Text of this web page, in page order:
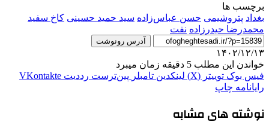
برچسب ها
بغداد پتروشیمی حسن عباس‌زاده سید حمید حسینی کاخ سفید
محمدرضا حیدرزاده نفت
آدرس رونوشت
۱۴۰۲/۱۲/۱۳
خواندن این مطلب 5 دقیقه زمان میبرد
فیس بوک توییتر (X) لینکدین ‫تامبلر ‫پین‌ترست ‫رددیت ‫VKontakte
رایانامه چاپ
نوشته های مشابه